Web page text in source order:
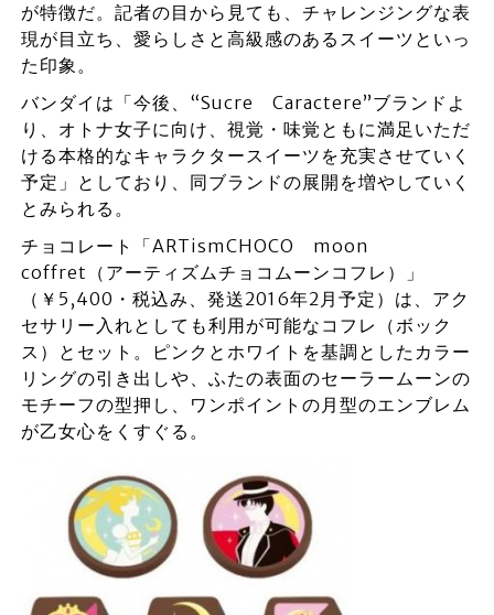
が特徴だ。記者の目から見ても、チャレンジングな表
現が目立ち、愛らしさと高級感のあるスイーツといっ
た印象。
バンダイは「今後、“Sucre Caractere”ブランドよ
り、オトナ女子に向け、視覚・味覚ともに満足いただ
ける本格的なキャラクタースイーツを充実させていく
予定」としており、同ブランドの展開を増やしていく
とみられる。
チョコレート「ARTismCHOCO moon
coffret（アーティズムチョコムーンコフレ）」
（￥5,400・税込み、発送2016年2月予定）は、アク
セサリー入れとしても利用が可能なコフレ（ボック
ス）とセット。ピンクとホワイトを基調としたカラー
リングの引き出しや、ふたの表面のセーラームーンの
モチーフの型押し、ワンポイントの月型のエンブレム
が乙女心をくすぐる。